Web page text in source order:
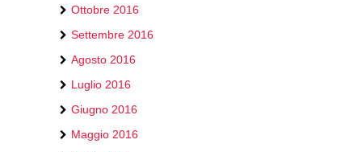
Ottobre 2016
Settembre 2016
Agosto 2016
Luglio 2016
Giugno 2016
Maggio 2016